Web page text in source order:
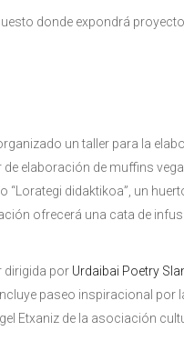
donde expondrá
un taller para la
de elaboración de muffins
“Lorategi didaktikoa”, un
ofrecerá una cata de
dirigida por Urdaibai Poetry
paseo inspiracional
Etxaniz de la asociación